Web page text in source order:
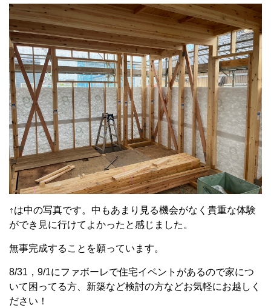
↑は中の写真です。中もあまり見る機会がなく貴重な体験
ができ見に行けてよかったと感じました。
無事完成することを願っています。
8/31，9/1にファボーレで住宅イベントがあるので家につ
いて困ってる方、新築など検討の方などお気軽にお越しく
ださい！